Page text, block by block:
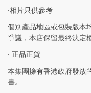
‧相片只供參考
個別產品地區或包裝版本
爭議，本店保留最終決定權
‧ 正品正貨
本集團擁有香港政府發放
書。